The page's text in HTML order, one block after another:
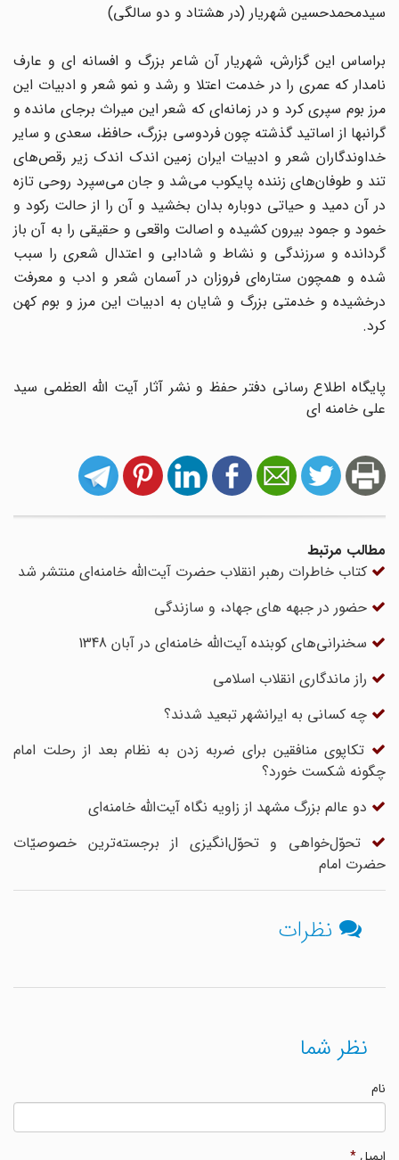
سیدمحمدحسین شهریار (در هشتاد و دو سالگی)
براساس این گزارش، شهریار آن شاعر بزرگ و افسانه ای و عارف
نامدار که عمری را در خدمت اعتلا و رشد و نمو شعر و ادبیات این
مرز بوم سپری کرد و در زمانه‌ای که شعر این میراث برجای مانده و
گرانبها از اساتید گذشته چون فردوسی بزرگ، حافظ، سعدی و سایر
خداوندگاران شعر و ادبیات ایران زمین اندک اندک زیر رقص‌های
تند و طوفان‌های زننده پایکوب می‌شد و جان می‌سپرد روحی تازه
در آن دمید و حیاتی دوباره بدان بخشید و آن را از حالت رکود و
خمود و جمود بیرون کشیده و اصالت واقعی و حقیقی را به آن باز
گردانده و سرزندگی و نشاط و شادابی و اعتدال شعری را سبب
شده و همچون ستاره‌ای فروزان در آسمان شعر و ادب و معرفت
درخشیده و خدمتی بزرگ و شایان به ادبیات این مرز و بوم کهن
کرد.
پایگاه اطلاع رسانی دفتر حفظ و نشر آثار آیت الله العظمی سید
علی خامنه ای
مطالب مرتبط
کتاب خاطرات رهبر انقلاب حضرت آیت‌الله خامنه‌ای منتشر شد
حضور در جبهه های جهاد، و سازندگی
سخنرانی‌های کوبنده آیت‌الله‌ خامنه‌ای در آبان 1348
راز ماندگاری انقلاب اسلامی
چه کسانی به ایرانشهر تبعید شدند؟
تکاپوی منافقین برای ضربه زدن به نظام بعد از رحلت امام
چگونه شکست خورد؟
دو عالم بزرگ مشهد از زاویه نگاه آیت‌الله خامنه‌ای
تحوّل‌خواهی و تحوّل‌انگیزی از برجسته‌ترین خصوصیّات
حضرت امام
نظرات
نظر شما